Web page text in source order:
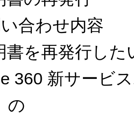
合わせ内容
再発行した
360 新サービ
の